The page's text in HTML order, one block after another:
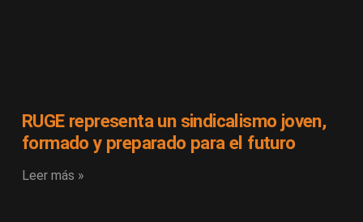
RUGE representa un sindicalismo joven,
formado y preparado para el futuro
Leer más »